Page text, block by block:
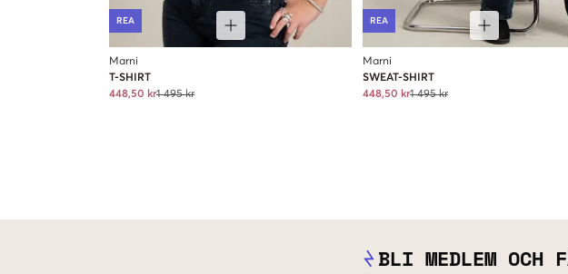
REA
Marni
T-SHIRT
448,50 kr1 495 kr
REA
Marni
SWEAT-SHIRT
448,50 kr1 495 kr
BLI MEDLEM OCH